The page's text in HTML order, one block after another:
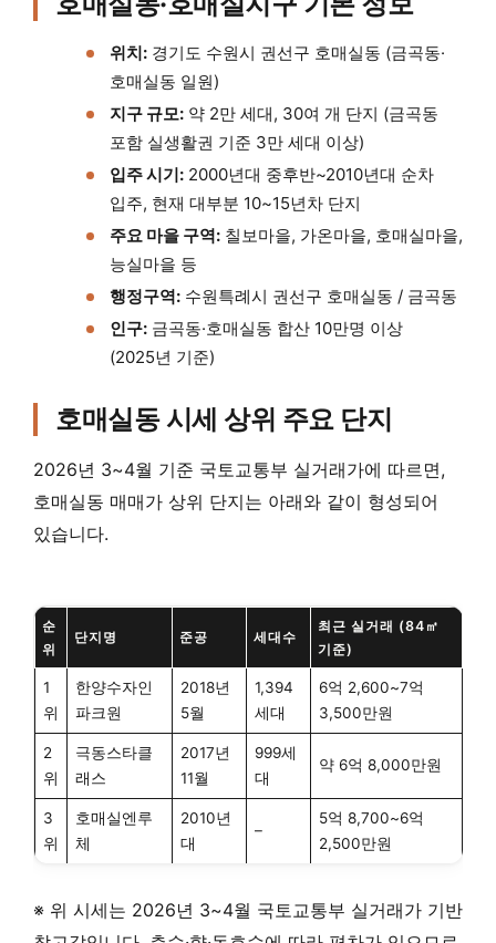
위치: 경기도 수원시 권선구 호매실동 (금곡동·
호매실동 일원)
지구 규모: 약 2만 세대, 30여 개 단지 (금곡동
포함 실생활권 기준 3만 세대 이상)
입주 시기: 2000년대 중후반~2010년대 순차
입주, 현재 대부분 10~15년차 단지
주요 마을 구역: 칠보마을, 가온마을, 호매실마을,
능실마을 등
행정구역: 수원특례시 권선구 호매실동 / 금곡동
인구: 금곡동·호매실동 합산 10만명 이상
(2025년 기준)
호매실동 시세 상위 주요 단지
2026년 3~4월 기준 국토교통부 실거래가에 따르면,
호매실동 매매가 상위 단지는 아래와 같이 형성되어
있습니다.
순
위
단지명 준공 세대수
최근 실거래 (84㎡
기준)
1
위
한양수자인
파크원
2018년
5월
1,394
세대
6억 2,600~7억
3,500만원
2
위
극동스타클
래스
2017년
11월
999세
대
약 6억 8,000만원
3
위
호매실엔루
체
2010년
대
–
5억 8,700~6억
2,500만원
※ 위 시세는 2026년 3~4월 국토교통부 실거래가 기반